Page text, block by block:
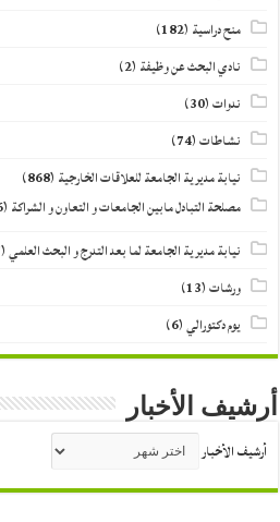
منح دراسية (182)
نادي البحث عن وظيفة (2)
ندوات(30)
نشاطات(74)
نيابة مديرية الجامعة للعلاقات الخارجية (868)
مصلحة التبادل مابين الجامعات و التعاون و الشراكة (66)
نيابة مديرية الجامعة لما بعد التدرج و البحث العلمي(277)
ورشات(13)
يوم دكتورالي(6)
أرشيف الأخبار
أرشيف الأخبار